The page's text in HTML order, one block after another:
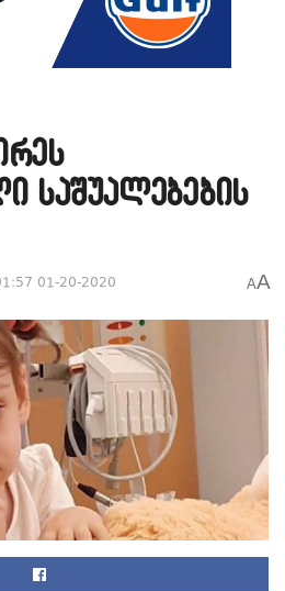
საშუალებების
01-20-2020 AA